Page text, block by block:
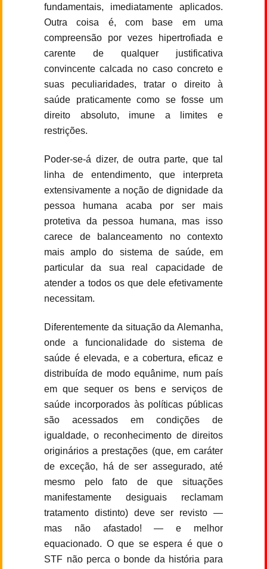
fundamentais, imediatamente aplicados.
Outra coisa é, com base em uma
compreensão por vezes hipertrofiada e
carente de qualquer justificativa
convincente calcada no caso concreto e
suas peculiaridades, tratar o direito à
saúde praticamente como se fosse um
direito absoluto, imune a limites e
restrições.
Poder-se-á dizer, de outra parte, que tal
linha de entendimento, que interpreta
extensivamente a noção de dignidade da
pessoa humana acaba por ser mais
protetiva da pessoa humana, mas isso
carece de balanceamento no contexto
mais amplo do sistema de saúde, em
particular da sua real capacidade de
atender a todos os que dele efetivamente
necessitam.
Diferentemente da situação da Alemanha,
onde a funcionalidade do sistema de
saúde é elevada, e a cobertura, eficaz e
distribuída de modo equânime, num país
em que sequer os bens e serviços de
saúde incorporados às políticas públicas
são acessados em condições de
igualdade, o reconhecimento de direitos
originários a prestações (que, em caráter
de exceção, há de ser assegurado, até
mesmo pelo fato de que situações
manifestamente desiguais reclamam
tratamento distinto) deve ser revisto —
mas não afastado! — e melhor
equacionado. O que se espera é que o
STF não perca o bonde da história para